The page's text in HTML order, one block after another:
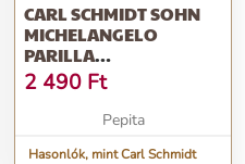
CARL SCHMIDT SOHN
MICHELANGELO
PARILLA
SERPENYŐKHÖZ
SZERVÍROZÓ F...
2 490 Ft
Pepita
Hasonlók, mint Carl Schmidt